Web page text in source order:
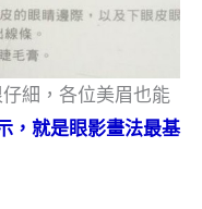
細，各位美眉也能
，就是眼影畫法最基